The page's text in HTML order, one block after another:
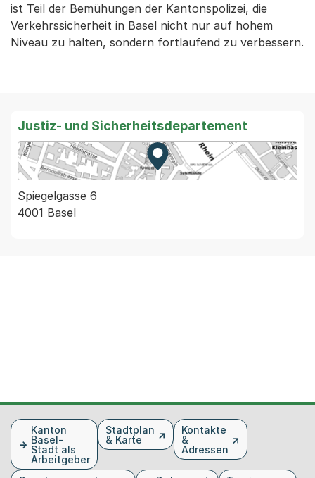
ist Teil der Bemühungen der Kantonspolizei, die
Verkehrssicherheit in Basel nicht nur auf hohem
Niveau zu halten, sondern fortlaufend zu verbessern.
Justiz- und Sicherheitsdepartement
Zur Karte von MapBS.
Externer Link, wird in einem
Spiegelgasse 6
4001 Basel
FusszeileKanton
Basel-
Stadt als
Arbeitgeber
Stadtplan
& Karte
Kontakte
&
Adressen